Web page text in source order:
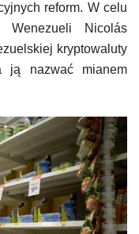
reform. W celu
Wenezueli Nicolás
kryptowaluty
ją nazwać mianem